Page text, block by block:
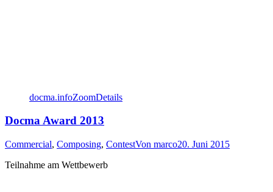
docma.infoZoomDetails
Docma Award 2013
Commercial, Composing, ContestVon marco20. Juni 2015
Teilnahme am Wettbewerb